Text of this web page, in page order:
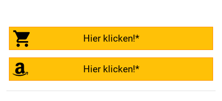
Hier klicken!*
Hier klicken!*